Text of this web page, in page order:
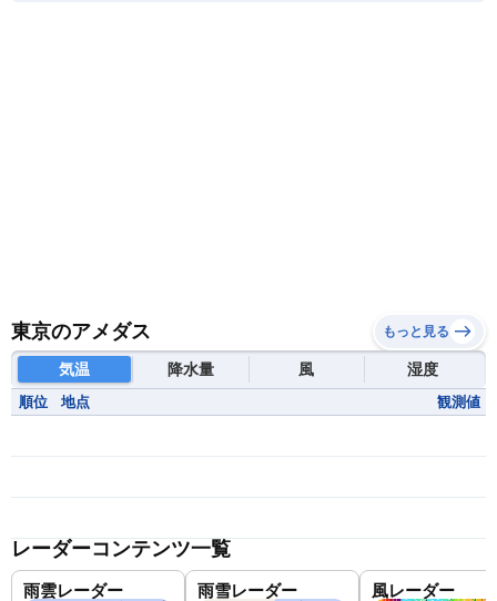
東京のアメダス もっと見る
気温 降水量 風 湿度
順位 地点 観測値
レーダーコンテンツ一覧
雨雲レーダー 雨雪レーダー 風レーダー